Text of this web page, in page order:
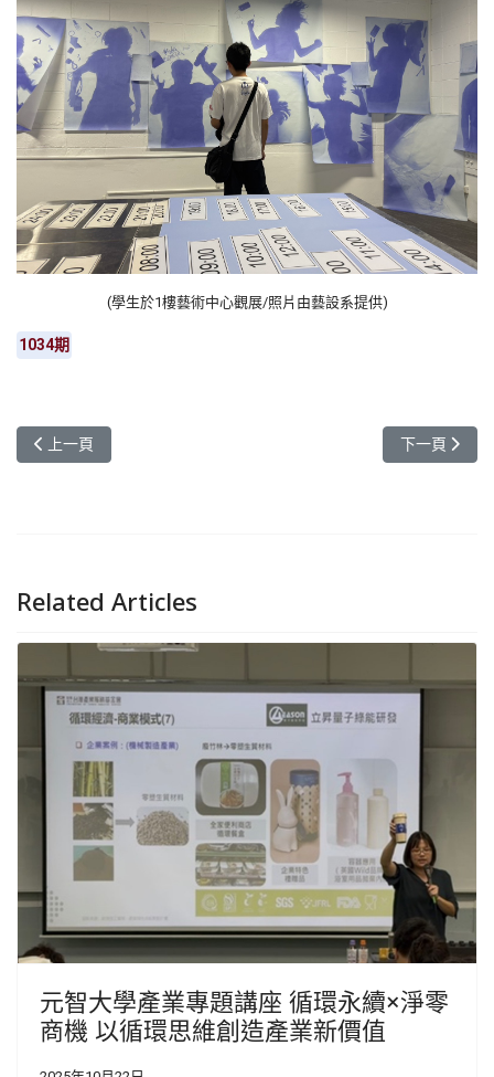
(學生於1樓藝術中心觀展/照片由藝設系提供)
1034期
上一篇文章: 「2025桃園青年設計展暨國際設計論壇」登場 AI引領
上一頁 下一篇文章:
下一頁
Related Articles
元智大學產業專題講座 循環永續×淨零
商機 以循環思維創造產業新價值